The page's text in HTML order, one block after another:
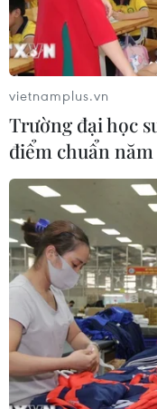
Những lý do khiến
chuyển hướng
08/08/2026 23:58
Cộng hòa Dân chủ
hơn 300 trẻ em tử
08/08/2026 15:21
Đà Nẵng: Hỗ trợ
đồng bào nghèo
08/08/2026 09:58
Vùng 3 Hải quân
vietnamplus.vn
Trường đại học
điểm chuẩn năm